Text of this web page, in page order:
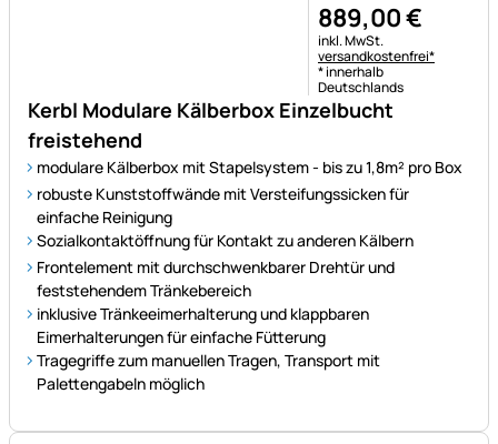
Kerbl Modulare Kälberbox Einzelbucht
freistehend
modulare Kälberbox mit Stapelsystem - bis zu 1,8m² pro Box
robuste Kunststoffwände mit Versteifungssicken für
einfache Reinigung
Sozialkontaktöffnung für Kontakt zu anderen Kälbern
Frontelement mit durchschwenkbarer Drehtür und
feststehendem Tränkebereich
inklusive Tränkeeimerhalterung und klappbaren
Eimerhalterungen für einfache Fütterung
Tragegriffe zum manuellen Tragen, Transport mit
Palettengabeln möglich
889,00€
Steuerhinweis:
inkl. MwSt.
versandkostenfrei*
* innerhalb
Deutschlands